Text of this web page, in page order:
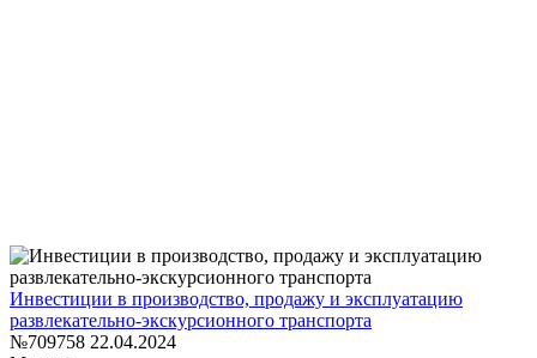
Инвестиции в производство, продажу и эксплуатацию
развлекательно-экскурсионного транспорта
№709758 22.04.2024